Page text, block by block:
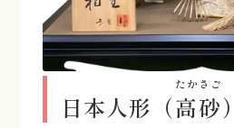
日本人形（高砂
たかさご
）